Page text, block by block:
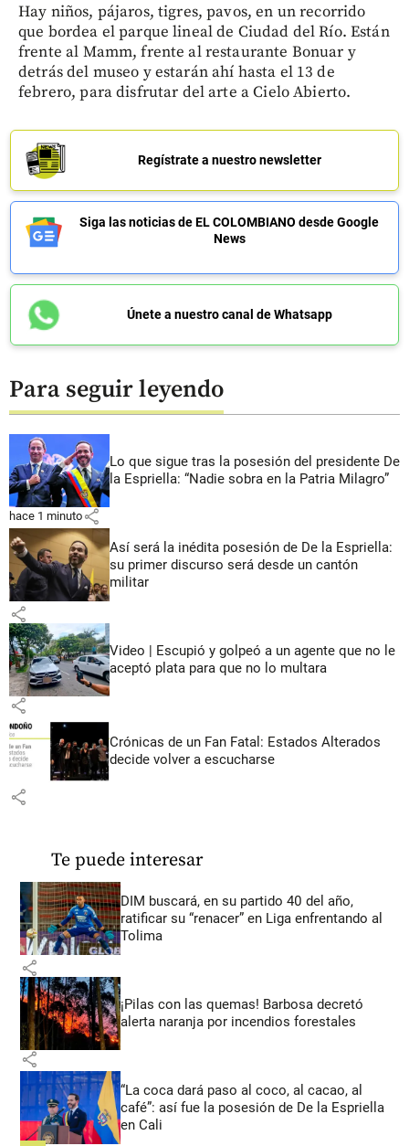
Hay niños, pájaros, tigres, pavos, en un recorrido
que bordea el parque lineal de Ciudad del Río. Están
frente al Mamm, frente al restaurante Bonuar y
detrás del museo y estarán ahí hasta el 13 de
febrero, para disfrutar del arte a Cielo Abierto.
Regístrate a nuestro newsletter
Siga las noticias de EL COLOMBIANO desde Google
News
Únete a nuestro canal de Whatsapp
Para seguir leyendo
Lo que sigue tras la posesión del presidente De
la Espriella: “Nadie sobra en la Patria Milagro”
hace 1 minuto share
Así será la inédita posesión de De la Espriella:
su primer discurso será desde un cantón
militar
share
Video | Escupió y golpeó a un agente que no le
aceptó plata para que no lo multara
share
Crónicas de un Fan Fatal: Estados Alterados
decide volver a escucharse
share
Te puede interesar
DIM buscará, en su partido 40 del año,
ratificar su “renacer” en Liga enfrentando al
Tolima
share
¡Pilas con las quemas! Barbosa decretó
alerta naranja por incendios forestales
share
“La coca dará paso al coco, al cacao, al
café”: así fue la posesión de De la Espriella
en Cali